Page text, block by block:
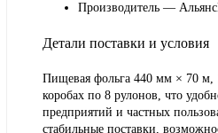
Производитель —
Детали поставки и условия
Пищевая фольга 440 мм × 70 м,
коробах по 8 рулонов, что
предприятий и частных
стабильные поставки,